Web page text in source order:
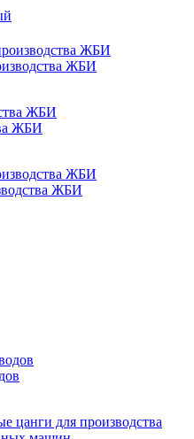
ЖБИ
ЖБИ
ЖБИ